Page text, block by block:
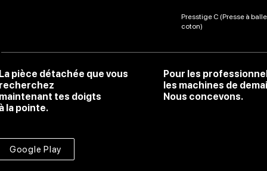
Presstige C (Presse à
coton)
pièce détachée que vous
tes doigts
la pointe.
Pour les
les machines de
Nous concevons.
Google Play